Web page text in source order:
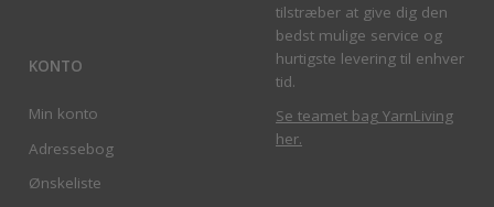
KONTO
Min konto
Adressebog
Ønskeliste
tilstræber at give dig den
bedst mulige service og
hurtigste levering til enhver
tid.
Se teamet bag YarnLiving
her.